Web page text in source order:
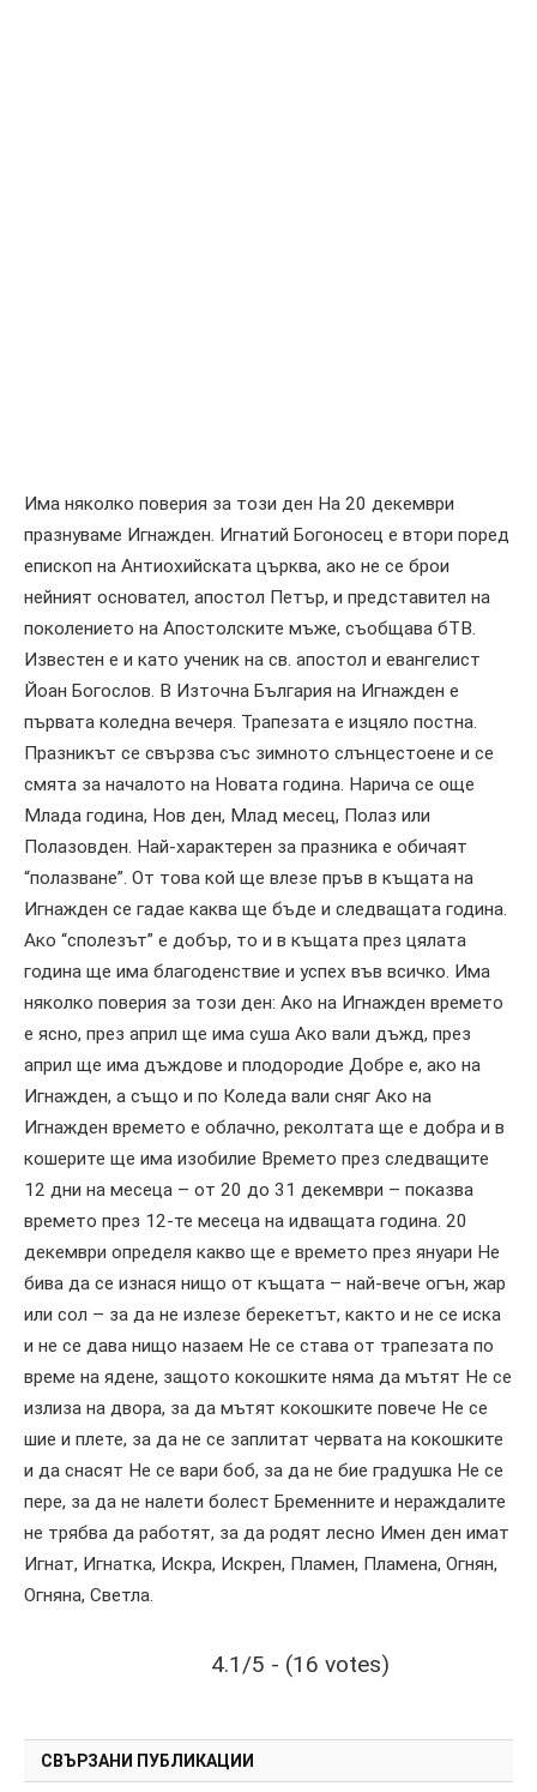
Има няколко поверия за този ден На 20 декември
празнуваме Игнажден. Игнатий Богоносец е втори поред
епископ на Антиохийската църква, ако не се брои
нейният основател, апостол Петър, и представител на
поколението на Апостолските мъже, съобщава бТВ.
Известен е и като ученик на св. апостол и евангелист
Йоан Богослов. В Източна България на Игнажден е
първата коледна вечеря. Трапезата е изцяло постна.
Празникът се свързва със зимното слънцестоене и се
смята за началото на Новата година. Нарича се още
Млада година, Нов ден, Млад месец, Полаз или
Полазовден. Най-характерен за празника е обичаят
“полазване”. От това кой ще влезе пръв в къщата на
Игнажден се гадае каква ще бъде и следващата година.
Ако “сполезът” е добър, то и в къщата през цялата
година ще има благоденствие и успех във всичко. Има
няколко поверия за този ден: Ако на Игнажден времето
е ясно, през април ще има суша Ако вали дъжд, през
април ще има дъждове и плодородие Добре е, ако на
Игнажден, а също и по Коледа вали сняг Ако на
Игнажден времето е облачно, реколтата ще е добра и в
кошерите ще има изобилие Времето през следващите
12 дни на месеца – от 20 до 31 декември – показва
времето през 12-те месеца на идващата година. 20
декември определя какво ще е времето през януари Не
бива да се изнася нищо от къщата – най-вече огън, жар
или сол – за да не излезе берекетът, както и не се иска
и не се дава нищо назаем Не се става от трапезата по
време на ядене, защото кокошките няма да мътят Не се
излиза на двора, за да мътят кокошките повече Не се
шие и плете, за да не се заплитат червата на кокошките
и да снасят Не се вари боб, за да не бие градушка Не се
пере, за да не налети болест Бременните и нераждалите
не трябва да работят, за да родят лесно Имен ден имат
Игнат, Игнатка, Искра, Искрен, Пламен, Пламена, Огнян,
Огняна, Светла.
4.1/5 - (16 votes)
СВЪРЗАНИ ПУБЛИКАЦИИ